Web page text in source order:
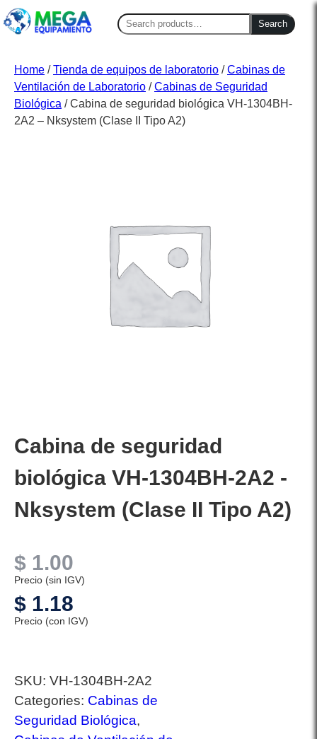
Search
for:
Search
Home /Tienda de equipos de laboratorio /Cabinas de
Ventilación de Laboratorio /Cabinas de Seguridad
Biológica / Cabina de seguridad biológica VH-1304BH-
2A2 – Nksystem (Clase II Tipo A2)
Cabina de seguridad
biológica VH-1304BH-2A2 -
Nksystem (Clase II Tipo A2)
$ 1.00
Precio (sin IGV)
$ 1.18
Precio (con IGV)
SKU: VH-1304BH-2A2
Categories: Cabinas de
Seguridad Biológica,